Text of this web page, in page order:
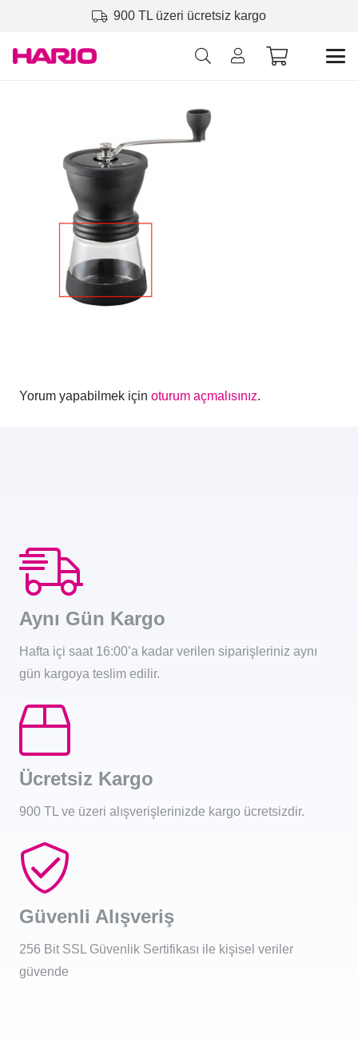
900 TL üzeri ücretsiz kargo
Yorum yapabilmek için oturum açmalısınız.
Aynı Gün Kargo
Hafta içi saat 16:00’a kadar verilen siparişleriniz aynı
gün kargoya teslim edilir.
Ücretsiz Kargo
900 TL ve üzeri alışverişlerinizde kargo ücretsizdir.
Güvenli Alışveriş
256 Bit SSL Güvenlik Sertifikası ile kişisel veriler
güvende